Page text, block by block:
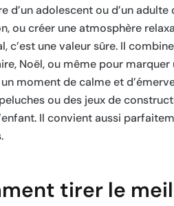
adolescent ou d’un
ou créer une atmosphère
une valeur sûre. Il
Noël, ou même pour marquer
moment de calme et
ou des jeux de
Il convient aussi
tirer le